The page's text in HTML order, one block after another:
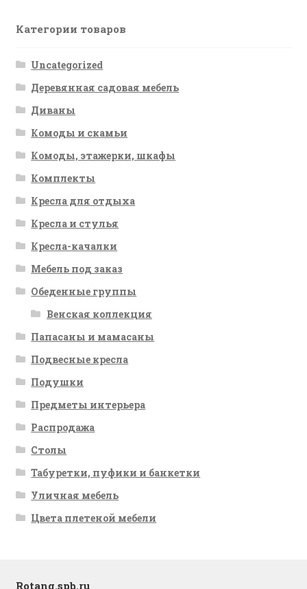
Категории товаров
Uncategorized
Деревянная садовая мебель
Диваны
Комоды и скамьи
Комоды, этажерки, шкафы
Комплекты
Кресла для отдыха
Кресла и стулья
Кресла-качалки
Мебель под заказ
Обеденные группы
Венская коллекция
Папасаны и мамасаны
Подвесные кресла
Подушки
Предметы интерьера
Распродажа
Столы
Табуретки, пуфики и банкетки
Уличная мебель
Цвета плетеной мебели
Rotang.spb.ru